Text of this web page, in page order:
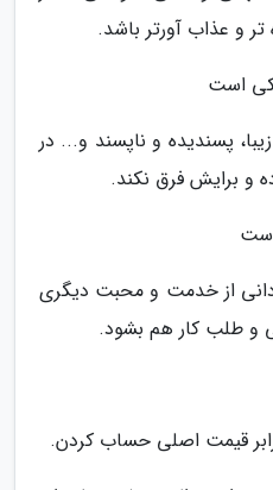
و عذاب آورتر باشد.
است
پسندیده و ناپسند و... در
و برایش فرق نکند.
از خدمت و محبت دیگری
و طلب کار هم بشود.
قیمت اصلی حساب کردن.